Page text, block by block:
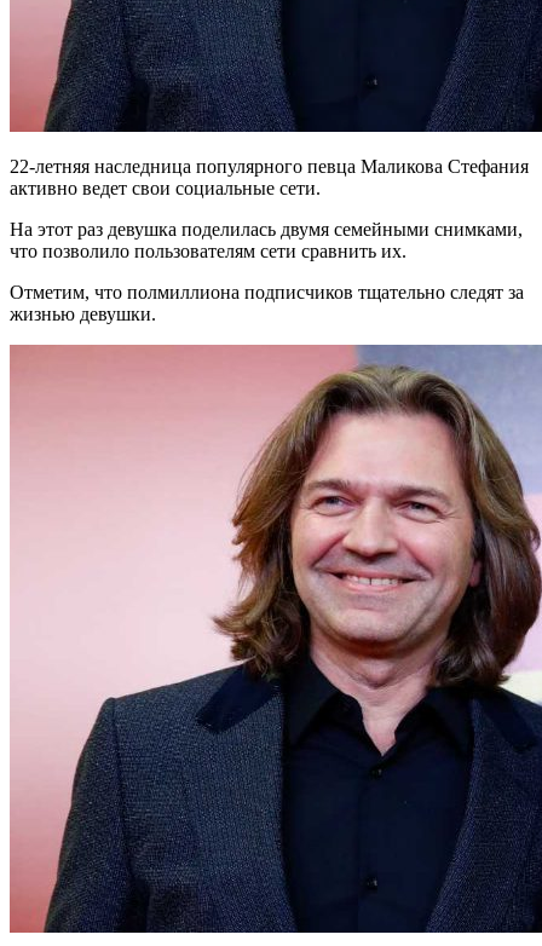
22-летняя наследница популярного певца Маликова Стефания
активно ведет свои социальные сети.
На этот раз девушка поделилась двумя семейными снимками,
что позволило пользователям сети сравнить их.
Отметим, что полмиллиона подписчиков тщательно следят за
жизнью девушки.